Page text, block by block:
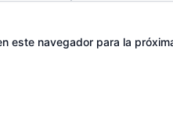
este navegador para la